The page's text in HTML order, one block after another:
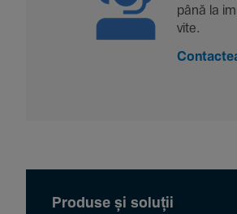
până la
vite.
Produse și soluții